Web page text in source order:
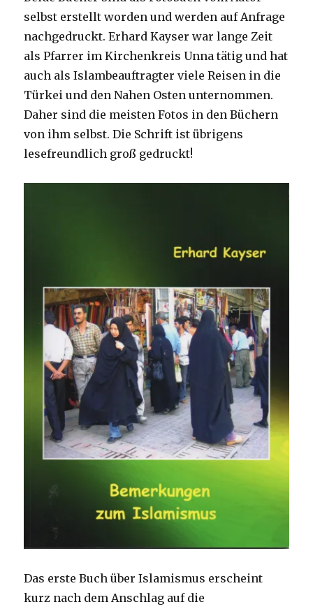
selbst erstellt worden und werden auf Anfrage
nachgedruckt. Erhard Kayser war lange Zeit
als Pfarrer im Kirchenkreis Unna tätig und hat
auch als Islambeauftragter viele Reisen in die
Türkei und den Nahen Osten unternommen.
Daher sind die meisten Fotos in den Büchern
von ihm selbst. Die Schrift ist übrigens
lesefreundlich groß gedruckt!
Das erste Buch über Islamismus erscheint
kurz nach dem Anschlag auf die